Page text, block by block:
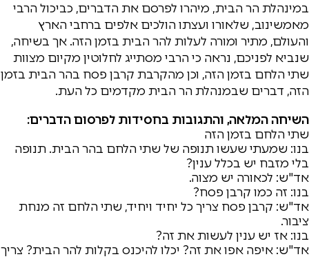
במינהלת הר הבית, מיהרו לפרסם את הדברים, כביכול הרבי
מאמשינוב, שלאורו ועצתו הולכים אלפים ברחבי הארץ
והעולם, מתיר ומורה לעלות להר הבית בזמן הזה. אך בשיחה,
שנביא לפניכם, נראה כי הרבי מסתייג לחלוטין מקיום מצוות
שתי הלחם בזמן הזה, וכן מהקרבת קרבן פסח בהר הבית בזמן
הזה, דברים שבמנהלת הר הבית מקדמים כל העת.
השיחה המלאה, והתגובות בחסידות לפרסום הדברים:
שתי הלחם בזמן הזה
בנו: שמעתי שעשו תנופה של שתי הלחם בהר הבית. תנופה
בלי מזבח יש בכלל ענין?
אד"ש: לכאורה יש מצוה.
בנו: זה כמו קרבן פסח?
אד"ש: קרבן פסח צריך כל יחיד ויחיד, שתי הלחם זה מנחת
ציבור.
בנו: אז יש ענין לעשות את זה?
אד"ש: איפה אפו את זה? יכלו להיכנס בקלות להר הבית? צריך